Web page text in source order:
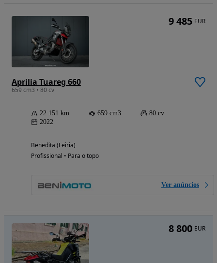
Aprilia Tuareg 660
659 cm3 • 80 cv
22 151 km 659 cm3
80 cv
2022
Benedita (Leiria)
Profissional • Para o topo
Ver anúncios
9 485 EUR
8 800 EUR